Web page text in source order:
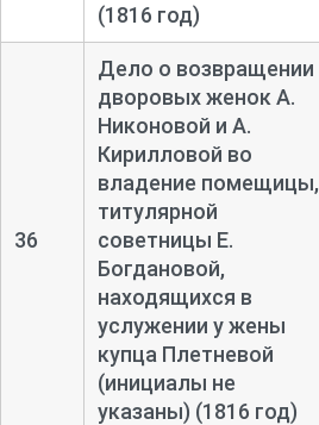
(1816 год)
36
Дело о возвращении
дворовых женок А.
Никоновой и А.
Кирилловой во
владение помещицы,
титулярной
советницы Е.
Богдановой,
находящихся в
услужении у жены
купца Плетневой
(инициалы не
указаны) (1816 год)